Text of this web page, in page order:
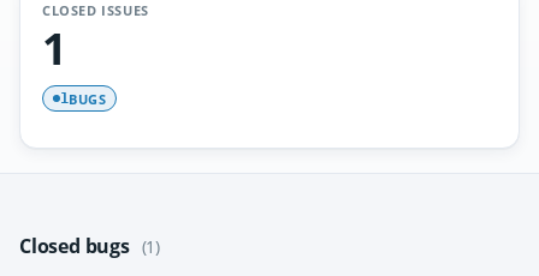
CLOSED ISSUES
1
1BUGS
Closed bugs (1)